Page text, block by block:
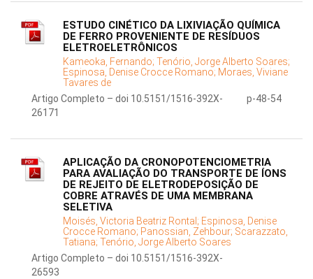
ESTUDO CINÉTICO DA LIXIVIAÇÃO QUÍMICA
DE FERRO PROVENIENTE DE RESÍDUOS
ELETROELETRÔNICOS
Kameoka, Fernando; Tenório, Jorge Alberto Soares;
Espinosa, Denise Crocce Romano; Moraes, Viviane
Tavares de
Artigo Completo – doi 10.5151/1516-392X-
26171
p-48-54
APLICAÇÃO DA CRONOPOTENCIOMETRIA
PARA AVALIAÇÃO DO TRANSPORTE DE ÍONS
DE REJEITO DE ELETRODEPOSIÇÃO DE
COBRE ATRAVÉS DE UMA MEMBRANA
SELETIVA
Moisés, Victoria Beatriz Rontal; Espinosa, Denise
Crocce Romano; Panossian, Zehbour; Scarazzato,
Tatiana; Tenório, Jorge Alberto Soares
Artigo Completo – doi 10.5151/1516-392X-
26593